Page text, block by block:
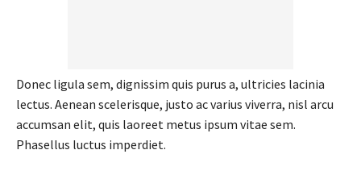
Donec ligula sem, dignissim quis purus a, ultricies lacinia
lectus. Aenean scelerisque, justo ac varius viverra, nisl arcu
accumsan elit, quis laoreet metus ipsum vitae sem.
Phasellus luctus imperdiet.